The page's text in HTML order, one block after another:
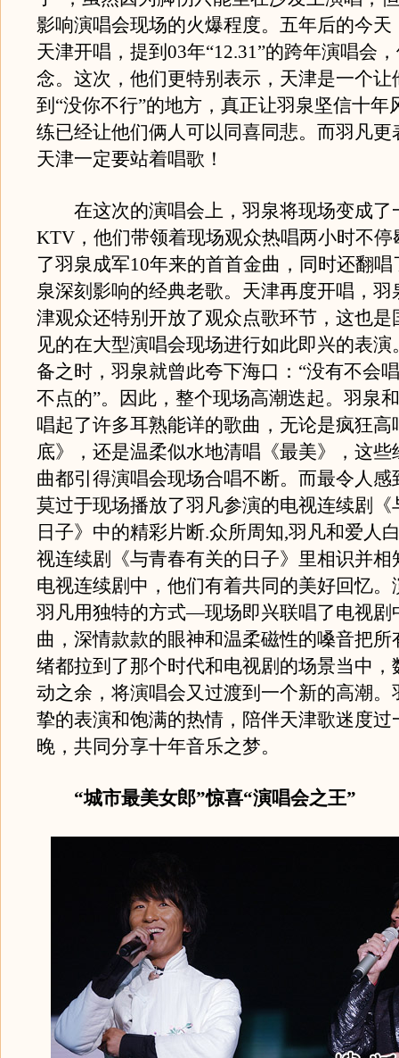
影响演唱会现场的火爆程度。五年后的今天
天津开唱，提到03年“12.31”的跨年演唱会
念。这次，他们更特别表示，天津是一个让
到“没你不行”的地方，真正让羽泉坚信十年
练已经让他们俩人可以同喜同悲。而羽凡更
天津一定要站着唱歌！
在这次的演唱会上，羽泉将现场变成了
KTV，他们带领着现场观众热唱两小时不停
了羽泉成军10年来的首首金曲，同时还翻
泉深刻影响的经典老歌。天津再度开唱，羽
津观众还特别开放了观众点歌环节，这也是
见的在大型演唱会现场进行如此即兴的表演
备之时，羽泉就曾此夸下海口：“没有不会
不点的”。因此，整个现场高潮迭起。羽泉
唱起了许多耳熟能详的歌曲，无论是疯狂高
底》，还是温柔似水地清唱《最美》，这些
曲都引得演唱会现场合唱不断。而最令人感
莫过于现场播放了羽凡参演的电视连续剧《
日子》中的精彩片断.众所周知,羽凡和爱人
视连续剧《与青春有关的日子》里相识并相
电视连续剧中，他们有着共同的美好回忆。
羽凡用独特的方式—现场即兴联唱了电视剧
曲，深情款款的眼神和温柔磁性的嗓音把所
绪都拉到了那个时代和电视剧的场景当中，
动之余，将演唱会又过渡到一个新的高潮。
挚的表演和饱满的热情，陪伴天津歌迷度过
晚，共同分享十年音乐之梦。
“城市最美女郎”惊喜“演唱会之王”